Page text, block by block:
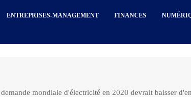
ENTREPRISES-MANAGEMENT FINANCES
mondiale d'électricité en 2020 devrait baisser